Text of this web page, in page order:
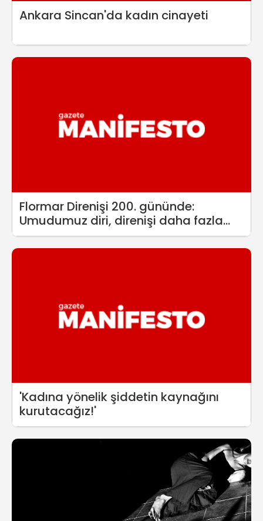
Ankara Sincan'da kadın cinayeti
Flormar Direnişi 200. gününde:
Umudumuz diri, direnişi daha fazla
büyüteceğiz
'Kadına yönelik şiddetin kaynağını
kurutacağız!'